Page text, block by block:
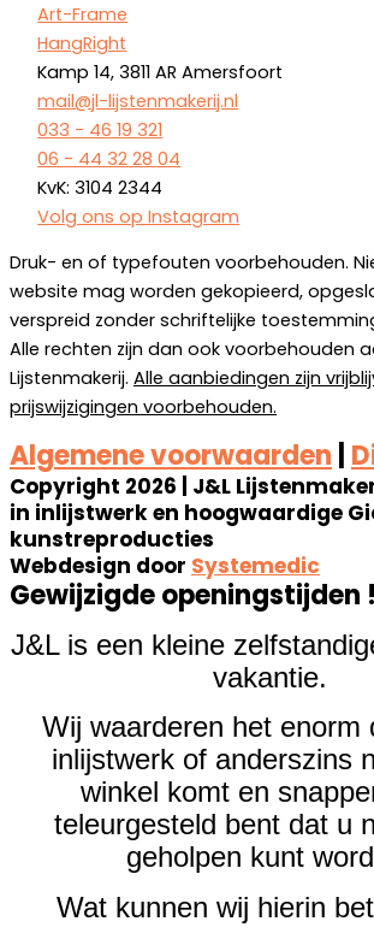
Art-Frame
HangRight
Kamp 14, 3811 AR Amersfoort
mail@jl-lijstenmakerij.nl
033 - 46 19 321
06 - 44 32 28 04
KvK: 3104 2344
Volg ons op Instagram
Druk- en of typefouten voorbehouden.
website mag worden gekopieerd,
verspreid zonder schriftelijke
Alle rechten zijn dan ook voorbehouden
Lijstenmakerij. Alle aanbiedingen zijn
prijswijzigingen voorbehouden.
Algemene voorwaarden
Copyright 2026 | J&L
in inlijstwerk en hoogwaardige
kunstreproducties
Webdesign door Systemedic
Gewijzigde openingstijden
J&L is een kleine
vakantie.
Wij waarderen het enorm
inlijstwerk of anderszins
winkel komt en
teleurgesteld bent dat u
geholpen kunt
Wat kunnen wij hierin